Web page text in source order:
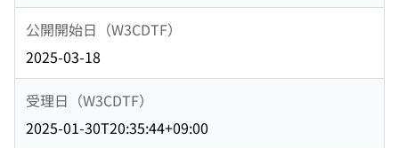
公開開始日（W3CDTF）
2025-03-18
受理日（W3CDTF）
2025-01-30T20:35:44+09:00